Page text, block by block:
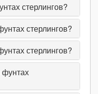
стерлингов?
стерлингов?
стерлингов?
фунтах